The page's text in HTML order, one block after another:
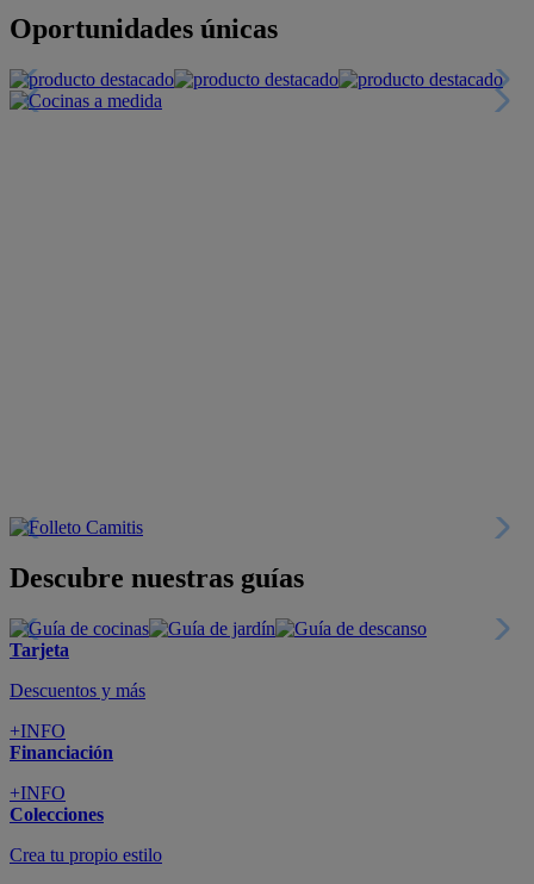
Oportunidades únicas
Descubre nuestras guías
Tarjeta
Descuentos y más
+INFO
Financiación
+INFO
Colecciones
Crea tu propio estilo